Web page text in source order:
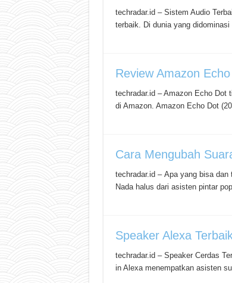
techradar.id – Sistem Audio
terbaik. Di dunia yang
Review Amazon
techradar.id – Amazon Echo Dot
di Amazon. Amazon Echo Dot
Cara Mengubah
techradar.id – Apa yang bisa
Nada halus dari asisten pintar
Speaker Alexa
techradar.id – Speaker Cerdas
in Alexa menempatkan asisten